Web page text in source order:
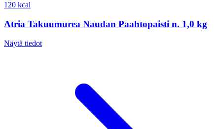
120 kcal
Atria Takuumurea Naudan Paahtopaisti n. 1,0 kg
Näytä tiedot